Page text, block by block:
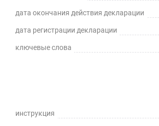
практичное решение для защиты
экологически чистый ПВХ-
ПРЕИМУЩЕСТВА ГИБКОГО
дата окончания действия декларации
дата регистрации декларации
ключевые слова
инструкция